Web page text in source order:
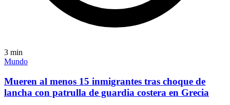
3 min
Mundo
Mueren al menos 15 inmigrantes tras choque de
lancha con patrulla de guardia costera en Grecia